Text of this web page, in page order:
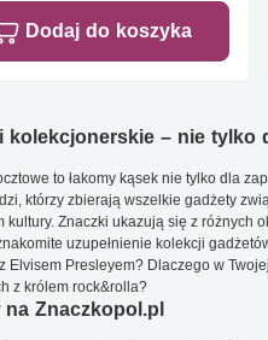
Dodaj do koszyka
kolekcjonerskie – nie tylko
to łakomy kąsek nie tylko dla
którzy zbierają wszelkie gadżety
kultury. Znaczki ukazują się z różnych
uzupełnienie kolekcji
Elvisem Presleyem? Dlaczego w
z królem rock&rolla?
na Znaczkopol.pl